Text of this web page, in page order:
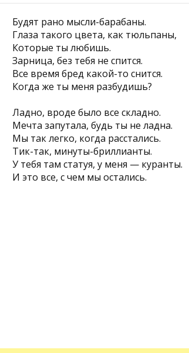
Будят рано мысли-барабаны.
Глаза такого цвета, как тюльпаны,
Которые ты любишь.
Зарница, без тебя не спится.
Все время бред какой-то снится.
Когда же ты меня разбудишь?
Ладно, вроде было все складно.
Мечта запутала, будь ты не ладна.
Мы так легко, когда расстались.
Тик-так, минуты-бриллианты.
У тебя там статуя, у меня — куранты.
И это все, с чем мы остались.